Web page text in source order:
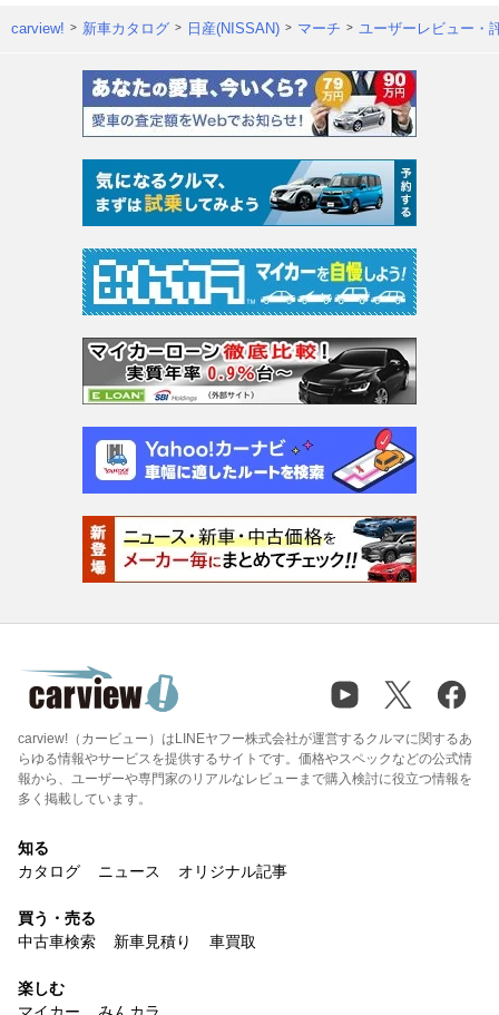
carview! 新車カタログ 日産(NISSAN) マーチ ユーザーレビュー・
carview!（カービュー）はLINEヤフー株式会社が運営するクルマに関するあ
らゆる情報やサービスを提供するサイトです。価格やスペックなどの公式情
報から、ユーザーや専門家のリアルなレビューまで購入検討に役立つ情報を
多く掲載しています。
知る
カタログ
ニュース オリジナル記事
買う・売る
中古車検索
新車見積り 車買取
楽しむ